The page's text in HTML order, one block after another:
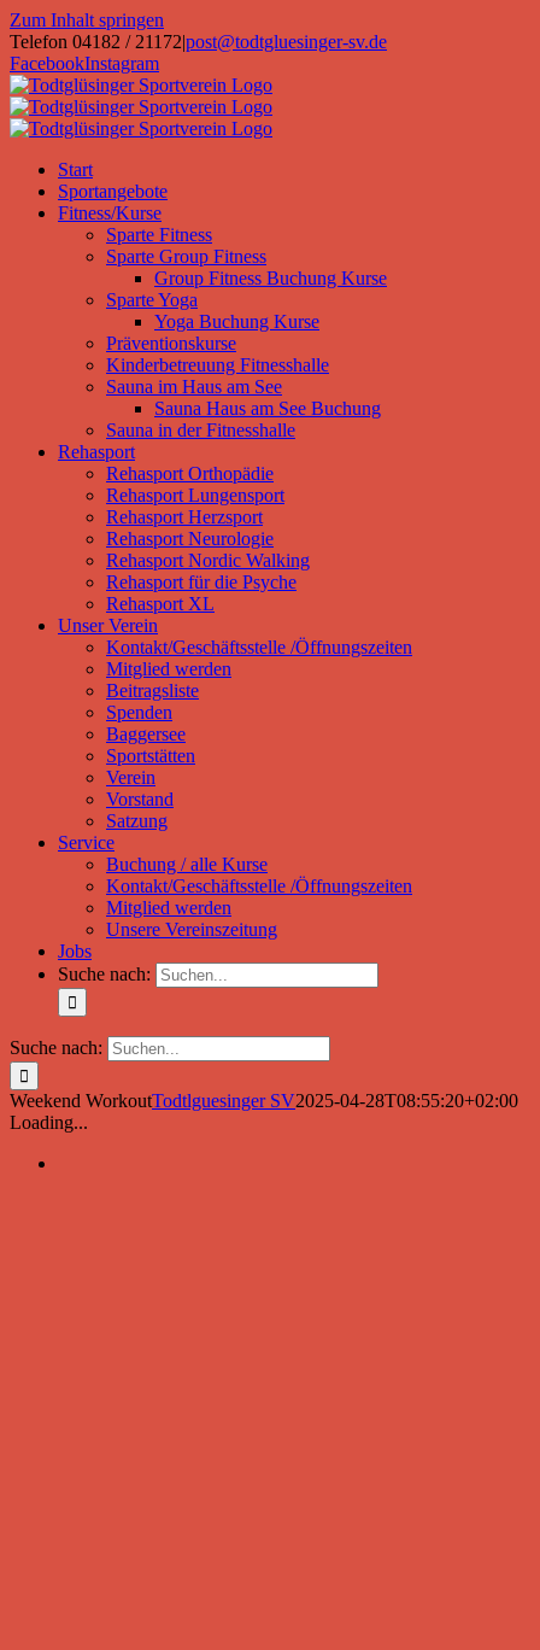
Zum Inhalt springen
Telefon 04182 / 21172|post@todtgluesinger-sv.de
FacebookInstagram
Start
Sportangebote
Fitness/Kurse
Sparte Fitness
Sparte Group Fitness
Group Fitness Buchung Kurse
Sparte Yoga
Yoga Buchung Kurse
Präventionskurse
Kinderbetreuung Fitnesshalle
Sauna im Haus am See
Sauna Haus am See Buchung
Sauna in der Fitnesshalle
Rehasport
Rehasport Orthopädie
Rehasport Lungensport
Rehasport Herzsport
Rehasport Neurologie
Rehasport Nordic Walking
Rehasport für die Psyche
Rehasport XL
Unser Verein
Kontakt/Geschäftsstelle /Öffnungszeiten
Mitglied werden
Beitragsliste
Spenden
Baggersee
Sportstätten
Verein
Vorstand
Satzung
Service
Buchung / alle Kurse
Kontakt/Geschäftsstelle /Öffnungszeiten
Mitglied werden
Unsere Vereinszeitung
Jobs
Suche nach:
Suche nach:
Weekend WorkoutTodtlguesinger SV2025-04-28T08:55:20+02:00
Loading...